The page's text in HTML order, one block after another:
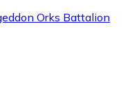
Orks Battalion